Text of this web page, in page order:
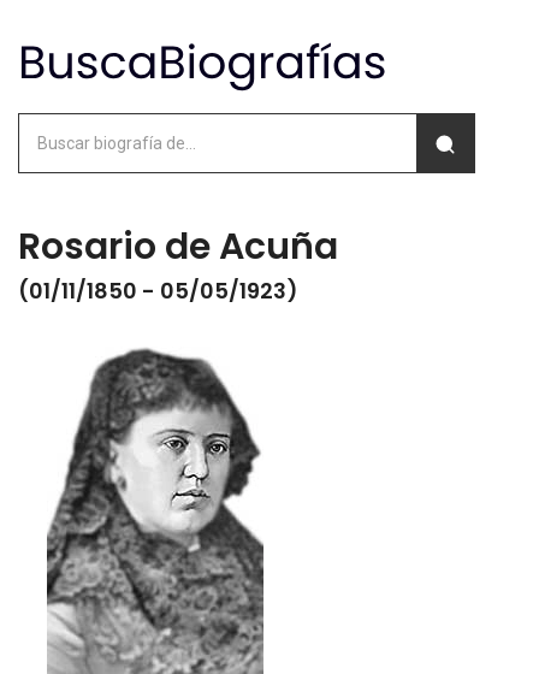
Rosario de Acuña
(01/11/1850 - 05/05/1923)